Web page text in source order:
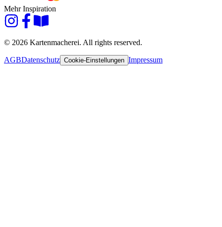
Mehr Inspiration
© 2026 Kartenmacherei. All rights reserved.
AGBDatenschutz Cookie-Einstellungen Impressum